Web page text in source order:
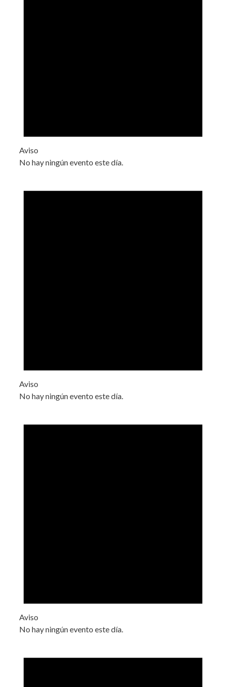
Aviso
No hay ningún evento este día.
Aviso
No hay ningún evento este día.
Aviso
No hay ningún evento este día.